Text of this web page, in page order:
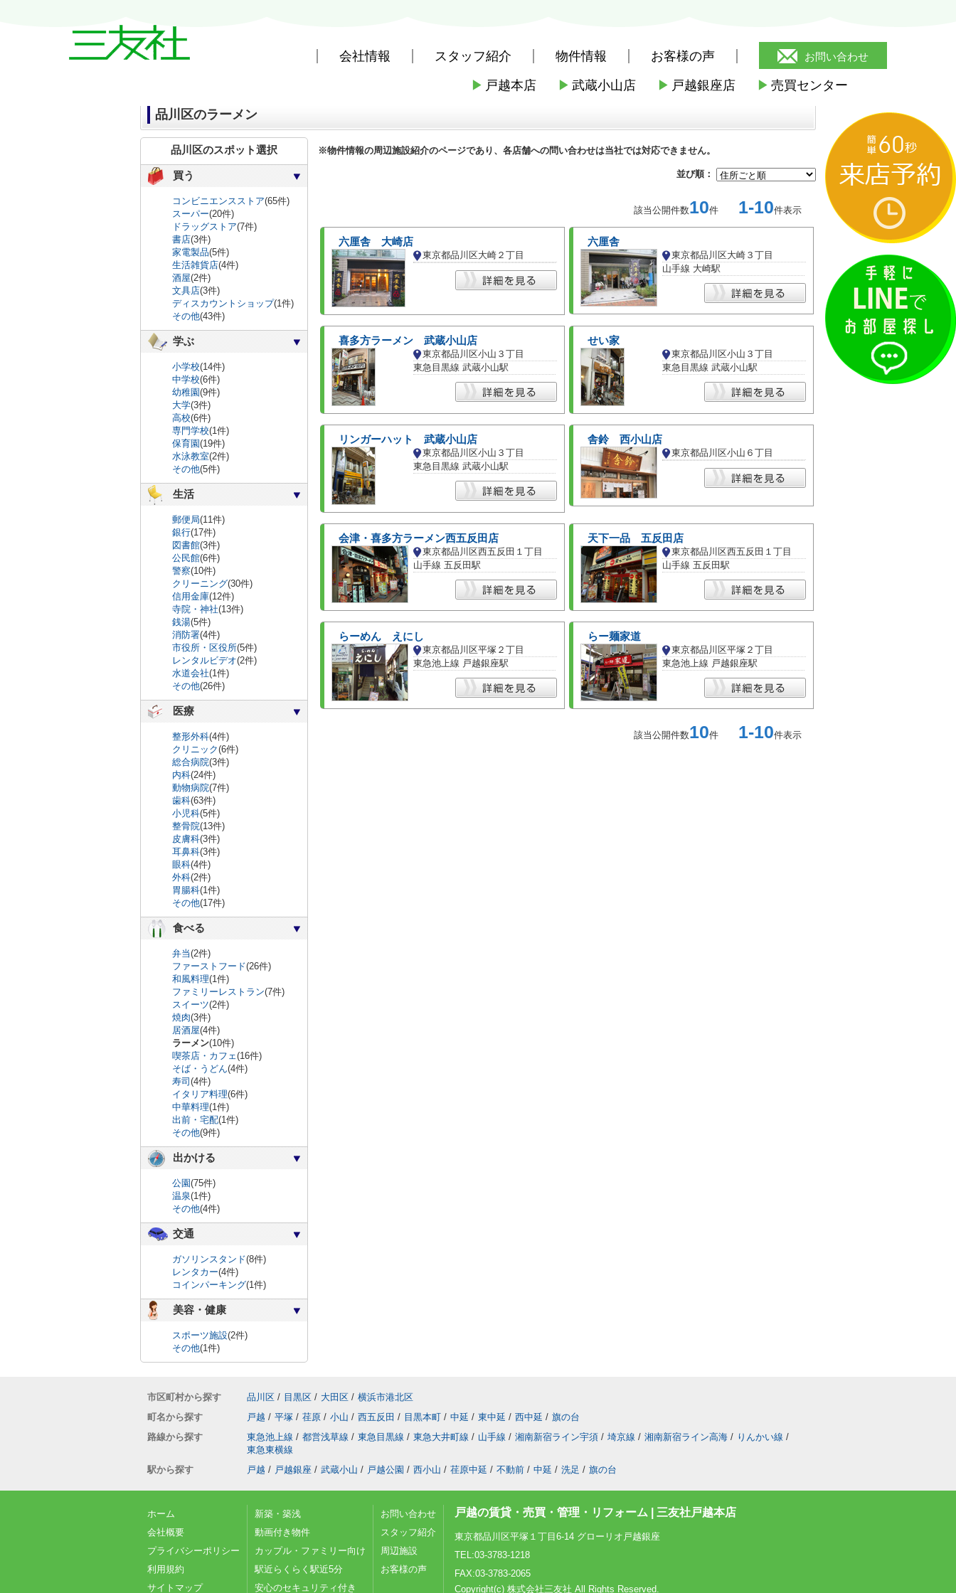
会社情報 スタッフ紹介 物件情報 お客様の声 お問い合わせ
▶ 戸越本店 ▶ 武蔵小山店 ▶ 戸越銀座店 ▶ 売買センター
品川区 > 品川区のラーメン
品川区のラーメン
※物件情報の周辺施設紹介のページであり、各店舗への問い合わせは当社では対応できません。
並び順：
該当公開件数10件 1-10件表示
六厘舎 大崎店
東京都品川区大崎２丁目
六厘舎
東京都品川区大崎３丁目
山手線 大崎駅
喜多方ラーメン 武蔵小山店
東京都品川区小山３丁目
東急目黒線 武蔵小山駅
せい家
東京都品川区小山３丁目
東急目黒線 武蔵小山駅
リンガーハット 武蔵小山店
東京都品川区小山３丁目
東急目黒線 武蔵小山駅
舎鈴 西小山店
東京都品川区小山６丁目
会津・喜多方ラーメン西五反田店
東京都品川区西五反田１丁目
山手線 五反田駅
天下一品 五反田店
東京都品川区西五反田１丁目
山手線 五反田駅
らーめん えにし
東京都品川区平塚２丁目
東急池上線 戸越銀座駅
らー麺家道
東京都品川区平塚２丁目
東急池上線 戸越銀座駅
該当公開件数10件 1-10件表示
品川区のスポット選択
買う
コンビニエンスストア(65件)
スーパー(20件)
ドラッグストア(7件)
書店(3件)
家電製品(5件)
生活雑貨店(4件)
酒屋(2件)
文具店(3件)
ディスカウントショップ(1件)
その他(43件)
学ぶ
小学校(14件)
中学校(6件)
幼稚園(9件)
大学(3件)
高校(6件)
専門学校(1件)
保育園(19件)
水泳教室(2件)
その他(5件)
生活
郵便局(11件)
銀行(17件)
図書館(3件)
公民館(6件)
警察(10件)
クリーニング(30件)
信用金庫(12件)
寺院・神社(13件)
銭湯(5件)
消防署(4件)
市役所・区役所(5件)
レンタルビデオ(2件)
水道会社(1件)
その他(26件)
医療
整形外科(4件)
クリニック(6件)
総合病院(3件)
内科(24件)
動物病院(7件)
歯科(63件)
小児科(5件)
整骨院(13件)
皮膚科(3件)
耳鼻科(3件)
眼科(4件)
外科(2件)
胃腸科(1件)
その他(17件)
食べる
弁当(2件)
ファーストフード(26件)
和風料理(1件)
ファミリーレストラン(7件)
スイーツ(2件)
焼肉(3件)
居酒屋(4件)
ラーメン(10件)
喫茶店・カフェ(16件)
そば・うどん(4件)
寿司 (4件)
イタリア料理(6件)
中華料理(1件)
出前・宅配(1件)
その他(9件)
出かける
公園(75件)
温泉(1件)
その他(4件)
交通
ガソリンスタンド(8件)
レンタカー(4件)
コインパーキング(1件)
美容・健康
スポーツ施設(2件)
その他(1件)
市区町村から探す 品川区 / 目黒区 / 大田区 / 横浜市港北区
町名から探す
戸越 / 平塚 / 荏原 / 小山 / 西五反田 / 目黒本町 / 中延 / 東中延 / 西中延 / 旗の台
路線から探す
東急池上線 / 都営浅草線 / 東急目黒線 / 東急大井町線 / 山手線 / 湘南新宿ライン宇須 / 埼京線 / 湘南新宿ライン高海 / りんかい線 /
東急東横線
駅から探す
戸越 / 戸越銀座 / 武蔵小山 / 戸越公園 / 西小山 / 荏原中延 / 不動前 / 中延 / 洗足 / 旗の台
ホーム
会社概要
プライバシーポリシー
利用規約
サイトマップ
新築・築浅
動画付き物件
カップル・ファミリー向け
駅近らくらく駅近5分
安心のセキュリティ付き
お問い合わせ
スタッフ紹介
周辺施設
お客様の声
戸越の賃貸・売買・管理・リフォーム | 三友社戸越本店
東京都品川区平塚１丁目6-14 グローリオ戸越銀座
TEL:03-3783-1218
FAX:03-3783-2065
Copyright(c) 株式会社三友社 All Rights Reserved.